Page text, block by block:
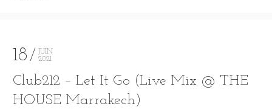
18
JUIN
2021
Club212 – Let It Go (Live Mix @ THE
HOUSE Marrakech)